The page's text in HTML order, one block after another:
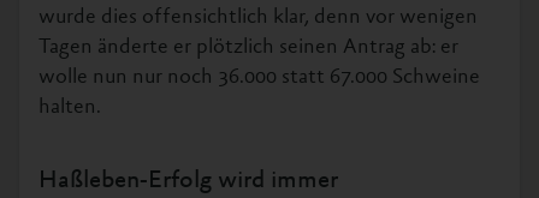
wurde dies offensichtlich klar, denn vor wenigen
Tagen änderte er plötzlich seinen Antrag ab: er
wolle nun nur noch 36.000 statt 67.000 Schweine
halten.
Haßleben-Erfolg wird immer